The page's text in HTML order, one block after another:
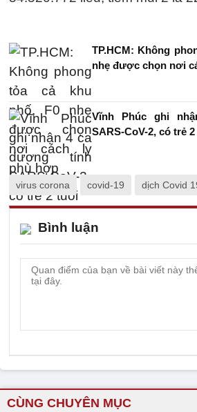
TP.HCM: Không
nhẹ được chọn nơi
Vĩnh Phúc ghi
SARS-CoV-2, có trẻ
virus corona covid-19 dịch Covid
Bình luận
CÙNG CHUYÊN MỤC